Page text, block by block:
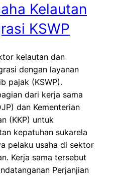
Kelautan
KSWP
kelautan dan
dengan layanan
pajak (KSWP).
dari kerja sama
dan Kementerian
(KKP) untuk
kepatuhan sukarela
pelaku usaha di sektor
Kerja sama tersebut
Perjanjian